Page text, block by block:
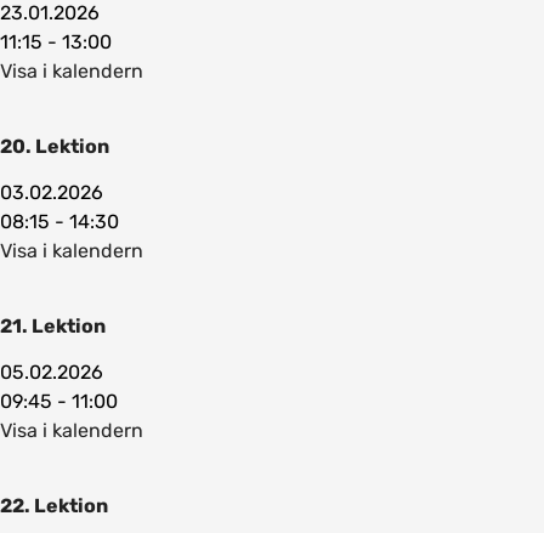
23.01.2026
11:15 - 13:00
Visa i kalendern
20. Lektion
03.02.2026
08:15 - 14:30
Visa i kalendern
21. Lektion
05.02.2026
09:45 - 11:00
Visa i kalendern
22. Lektion